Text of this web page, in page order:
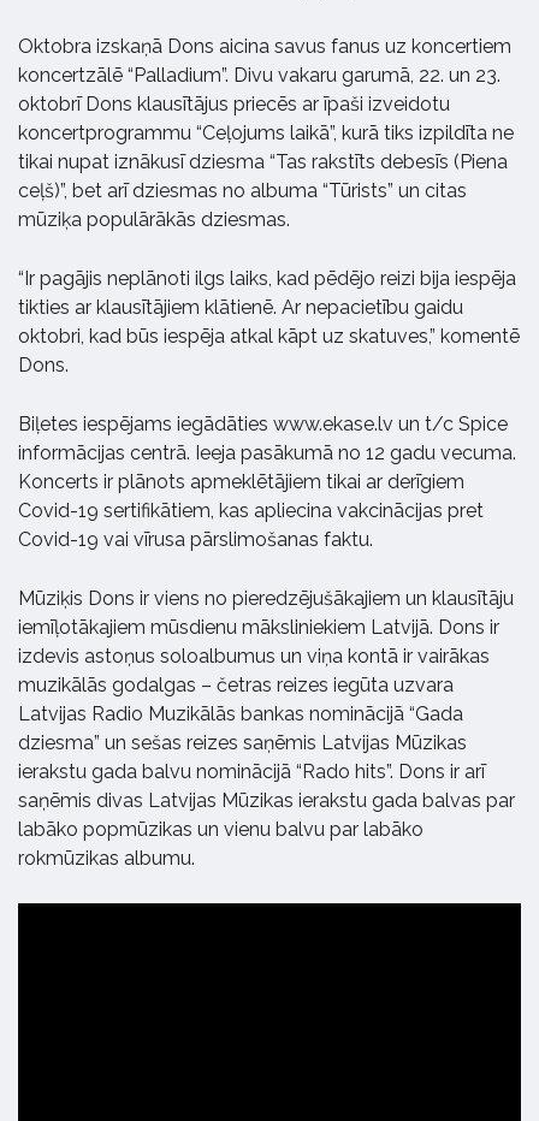
Oktobra izskaņā Dons aicina savus fanus uz koncertiem
koncertzālē “Palladium”. Divu vakaru garumā, 22. un 23.
oktobrī Dons klausītājus priecēs ar īpaši izveidotu
koncertprogrammu “Ceļojums laikā”, kurā tiks izpildīta ne
tikai nupat iznākusī dziesma “Tas rakstīts debesīs (Piena
ceļš)”, bet arī dziesmas no albuma “Tūrists” un citas
mūziķa populārākās dziesmas.
“Ir pagājis neplānoti ilgs laiks, kad pēdējo reizi bija iespēja
tikties ar klausītājiem klātienē. Ar nepacietību gaidu
oktobri, kad būs iespēja atkal kāpt uz skatuves,” komentē
Dons.
Biļetes iespējams iegādāties www.ekase.lv un t/c Spice
informācijas centrā. Ieeja pasākumā no 12 gadu vecuma.
Koncerts ir plānots apmeklētājiem tikai ar derīgiem
Covid-19 sertifikātiem, kas apliecina vakcinācijas pret
Covid-19 vai vīrusa pārslimošanas faktu.
Mūziķis Dons ir viens no pieredzējušākajiem un klausītāju
iemīļotākajiem mūsdienu māksliniekiem Latvijā. Dons ir
izdevis astoņus soloalbumus un viņa kontā ir vairākas
muzikālās godalgas – četras reizes iegūta uzvara
Latvijas Radio Muzikālās bankas nominācijā “Gada
dziesma” un sešas reizes saņēmis Latvijas Mūzikas
ierakstu gada balvu nominācijā “Rado hits”. Dons ir arī
saņēmis divas Latvijas Mūzikas ierakstu gada balvas par
labāko popmūzikas un vienu balvu par labāko
rokmūzikas albumu.